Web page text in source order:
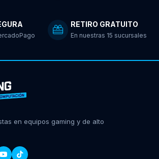
RETIRO GRATUITO
En nuestras 15 sucursales
en equipos gaming y de alto